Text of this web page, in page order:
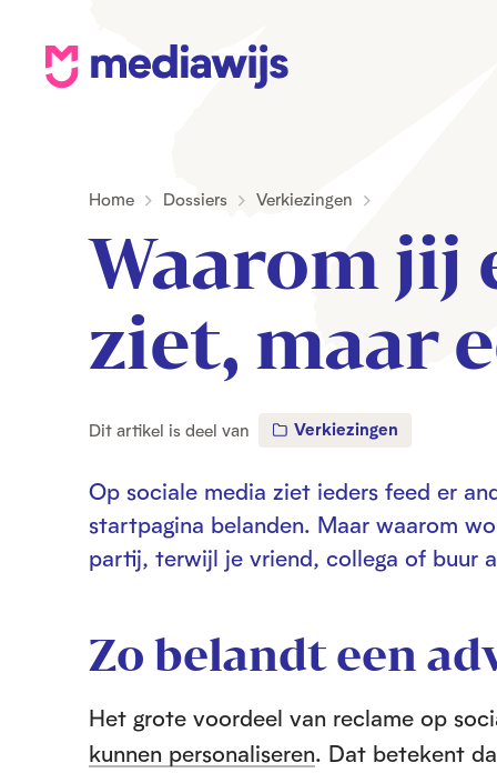
M
a
s
Home Dossiers Verkiezingen
Waarom jij
ziet, maar
Dit artikel is deel van Verkiezingen
Op sociale media ziet ieders feed er
startpagina belanden. Maar waarom
partij, terwijl je vriend, collega of buur
Zo belandt een
Het grote voordeel van reclame op
kunnen personaliseren. Dat betekent